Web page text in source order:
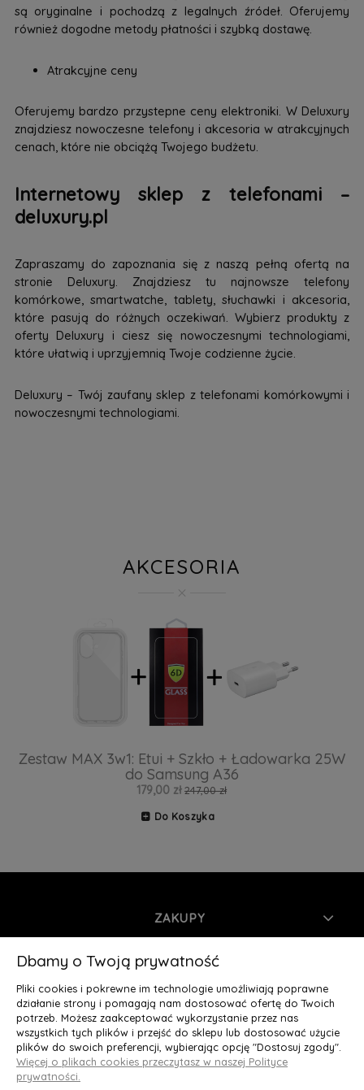
są oryginalne i pochodzą z legalnych źródeł. Oferujemy
również dogodne metody płatności i szybką dostawę.
Atrakcyjne ceny
Oferujemy bardzo przystepne ceny elektroniki. W Deluxury
znajdziesz nowoczesne telefony i akcesoria w atrakcyjnych
cenach, które nie obciążą Twojego budżetu.
Internetowy sklep z telefonami –
deluxury.pl
Zapraszamy do zapoznania się z naszą pełną ofertą na
stronie Deluxury. Znajdziesz tu najnowsze telefony
komórkowe, smartwatche, tablety, słuchawki i akcesoria,
które pasują do różnych oczekiwań. Wybierz produkty z
oferty Deluxury i ciesz się nowoczesnymi technologiami,
które ułatwią i uprzyjemnią Twoje codzienne życie.
Deluxury – Twój zaufany sklep z telefonami komórkowymi i
nowoczesnymi technologiami.
AKCESORIA
Zestaw MAX 3w1: Etui + Szkło + Ładowarka 25W
do Samsung A36
179,00 zł 247,00 zł
Do Koszyka
ZAKUPY
INFORMACJE
MOJE KONTO
O NAS
Deluxury.pl
Dbamy o Twoją prywatność
Pliki cookies i pokrewne im technologie umożliwiają poprawne
działanie strony i pomagają nam dostosować ofertę do Twoich
potrzeb. Możesz zaakceptować wykorzystanie przez nas
wszystkich tych plików i przejść do sklepu lub dostosować użycie
plików do swoich preferencji, wybierając opcję "Dostosuj zgody".
Więcej o plikach cookies przeczytasz w naszej Polityce
prywatności.